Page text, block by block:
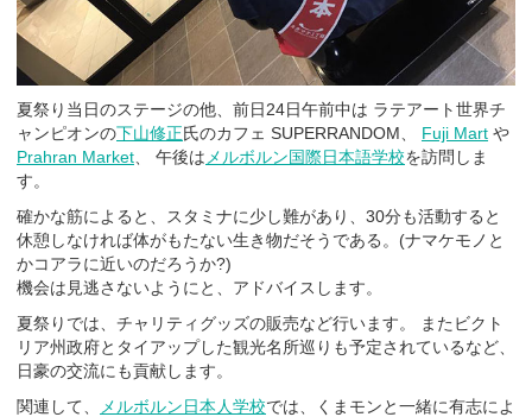
夏祭り当日のステージの他、前日24日午前中は ラテアート世界チ
ャンピオンの下山修正氏のカフェ SUPERRANDOM、 Fuji Mart や
Prahran Market 、 午後は メルボルン国際日本語学校を訪問しま
す。
確かな筋によると、スタミナに少し難があり、30分も活動すると
休憩しなければ体がもたない生き物だそうである。(ナマケモノと
かコアラに近いのだろうか?)
機会は見逃さないようにと、アドバイスします。
夏祭りでは、チャリティグッズの販売など行います。 またビクト
リア州政府とタイアップした観光名所巡りも予定されているなど、
日豪の交流にも貢献します。
関連して、
メルボルン日本人学校では、くまモンと一緒に有志によ